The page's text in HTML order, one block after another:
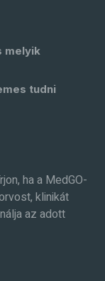
melyik
tudni
ha a MedGO-
klinikát
az adott